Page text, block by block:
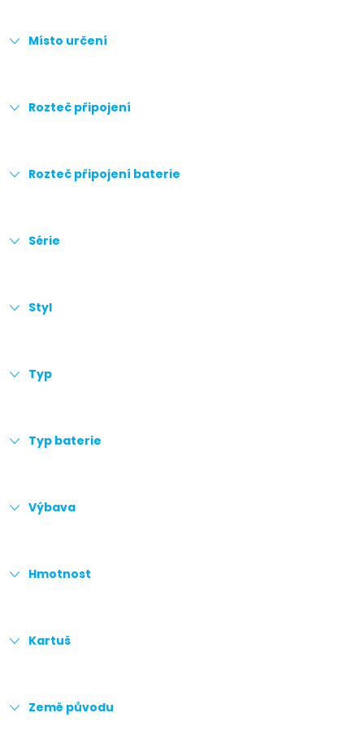
Místo určení
Rozteč připojení
Rozteč připojení baterie
Série
Styl
Typ
Typ baterie
Výbava
Hmotnost
Kartuš
Země původu